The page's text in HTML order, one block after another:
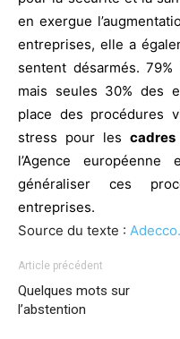
en exergue
entreprises, elle a
sentent désarmés.
mais seules 30% des
place des procédures
stress pour les cadres
l’Agence
généraliser ces
entreprises.
Source du texte :
Article précédent
Quelques mots sur
l’abstention